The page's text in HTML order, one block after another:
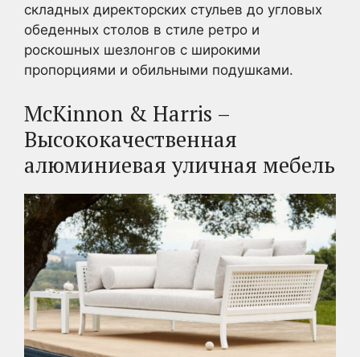
складных директорских стульев до угловых
обеденных столов в стиле ретро и
роскошных шезлонгов с широкими
пропорциями и обильными подушками.
McKinnon & Harris –
Высококачественная
алюминиевая уличная мебель